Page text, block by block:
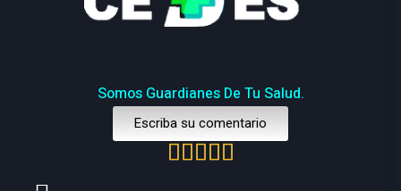
Somos Guardianes De Tu Salud.
Escriba su comentario